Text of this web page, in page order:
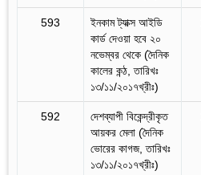
593
ইনকাম ট্যাক্স আইডি
কার্ড দেওয়া হবে ২০
নভেম্বর থেকে (দৈনিক
কালের কন্ঠ, তারিখঃ
১৩/১১/২০১৭খ্রীঃ)
592
দেশব্যাপী বিকেন্দ্রীকৃত
আয়কর মেলা (দৈনিক
ভোরের কাগজ, তারিখঃ
১৩/১১/২০১৭খ্রীঃ)